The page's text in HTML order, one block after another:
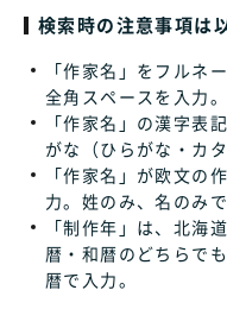
検索時の注意事項は
「作家名」をフルネ
全角スペースを入力
「作家名」の漢字表
がな（ひらがな・カ
「作家名」が欧文の
力。姓のみ、名のみで
「制作年」は、北海
暦・和暦のどちらで
暦で入力。